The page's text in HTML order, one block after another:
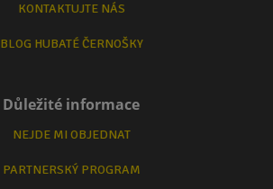
KONTAKTUJTE NÁS
BLOG HUBATÉ ČERNOŠKY
Důležité informace
NEJDE MI OBJEDNAT
PARTNERSKÝ PROGRAM